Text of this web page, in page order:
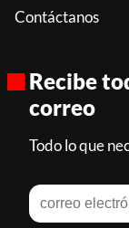
Contáctanos
Recibe
correo
Todo lo que